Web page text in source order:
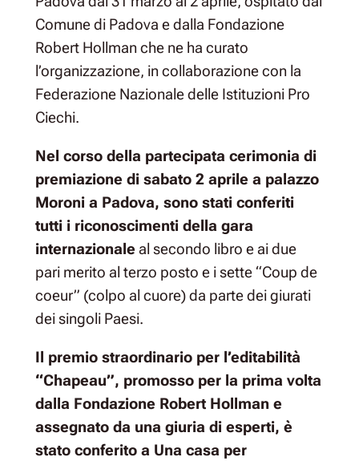
Comune di Padova e dalla Fondazione
Robert Hollman che ne ha curato
l’organizzazione, in collaborazione con la
Federazione Nazionale delle Istituzioni Pro
Ciechi.
Nel corso della partecipata cerimonia di
premiazione di sabato 2 aprile a palazzo
Moroni a Padova, sono stati conferiti
tutti i riconoscimenti della gara
internazionale al secondo libro e ai due
pari merito al terzo posto e i sette “Coup de
coeur” (colpo al cuore) da parte dei giurati
dei singoli Paesi.
Il premio straordinario per l’editabilità
“Chapeau”, promosso per la prima volta
dalla Fondazione Robert Hollman e
assegnato da una giuria di esperti, è
stato conferito a Una casa per